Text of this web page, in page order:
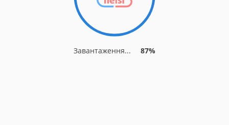
Завантаження... 93%